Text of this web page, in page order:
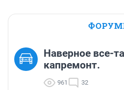
Наверное все-
капремонт.
961 32